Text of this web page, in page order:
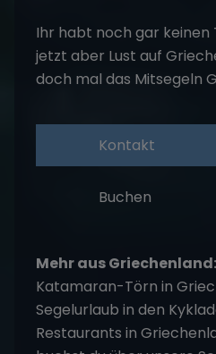
Mehr aus Griechenland:
Katamaran-Törn in
Segelurlaub in den
buchst du über unsere
Häufige Fragen
Küche
Was bedeutet "Kali